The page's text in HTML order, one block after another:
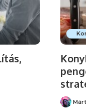
Posted